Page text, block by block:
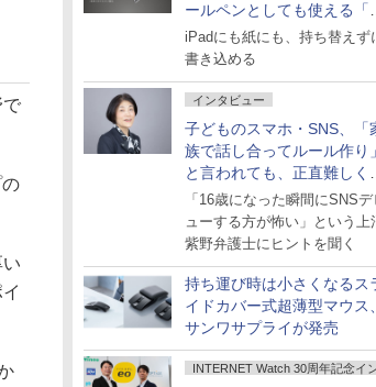
ールペンとしても使える「ス
タイラスツーウェイ」発売
iPadにも紙にも、持ち替えず
書き込める
インタビュー
子どものスマホ・SNS、「
族で話し合ってルール作り」
と言われても、正直難しくな
いですか？
「16歳になった瞬間にSNSデ
ューする方が怖い」という上
紫野弁護士にヒントを聞く
持ち運び時は小さくなるス
イドカバー式超薄型マウス、
サンワサプライが発売
INTERNET Watch 30周年記念イ